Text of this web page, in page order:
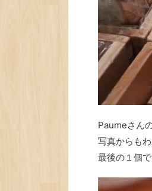
Paumeさん
写真からも
最後の１個